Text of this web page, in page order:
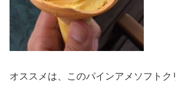
オススメは、このパインアメソフトク